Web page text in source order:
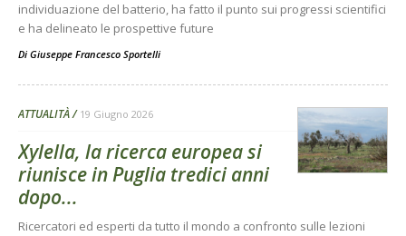
individuazione del batterio, ha fatto il punto sui progressi scientifici
e ha delineato le prospettive future
Di Giuseppe Francesco Sportelli
ATTUALITÀ 19 Giugno 2026
Xylella, la ricerca europea si
riunisce in Puglia tredici anni
dopo...
Ricercatori ed esperti da tutto il mondo a confronto sulle lezioni